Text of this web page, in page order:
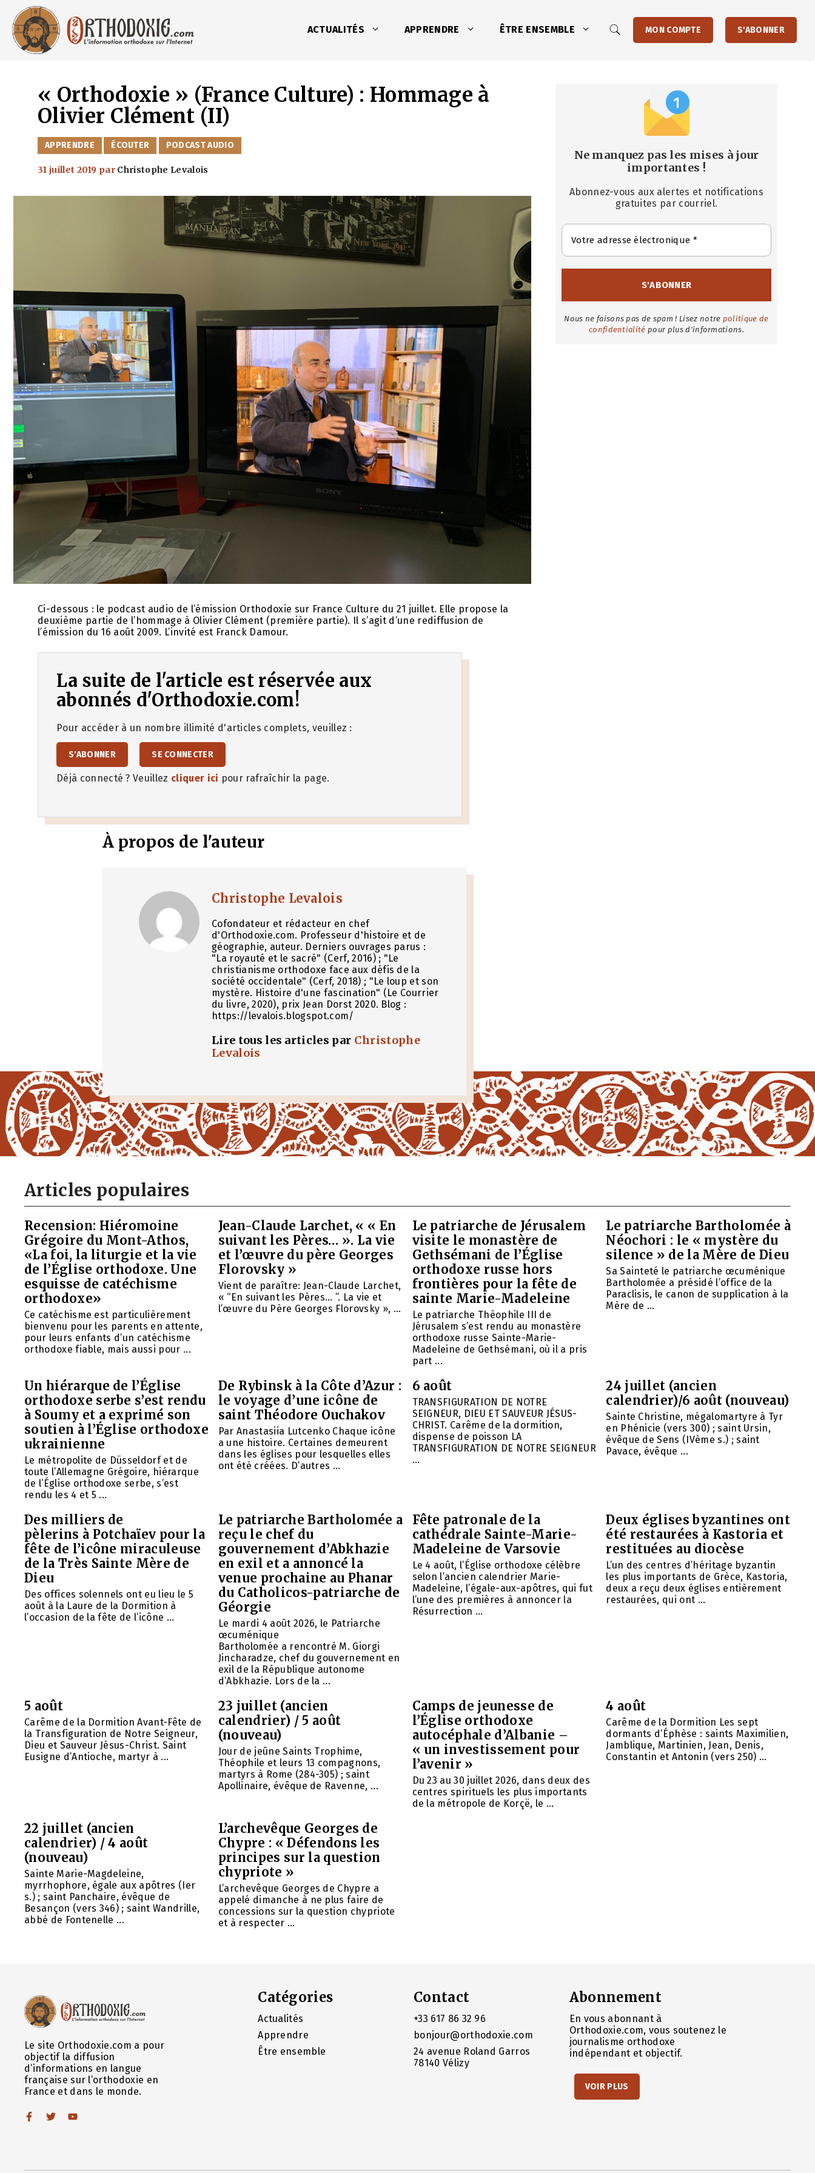
contenu
ACTUALITÉS APPRENDRE ÊTRE ENSEMBLE MON COMPTE S'ABONNER
« Orthodoxie » (France Culture) : Hommage à
Olivier Clément (II)
CATÉGORIES
APPRENDRE ÉCOUTER PODCAST AUDIO
31 juillet 2019 par Christophe Levalois
Ci-dessous : le podcast audio de l’émission Orthodoxie sur France Culture du 21 juillet. Elle propose la
deuxième partie de l’hommage à Olivier Clément (première partie). Il s’agit d’une rediffusion de
l’émission du 16 août 2009. L’invité est Franck Damour.
La suite de l'article est réservée aux
abonnés d'Orthodoxie.com!
Pour accéder à un nombre illimité d'articles complets, veuillez :
S'ABONNER SE CONNECTER
Déjà connecté ? Veuillez cliquer ici pour rafraîchir la page.
À propos de l'auteur
Christophe Levalois
Cofondateur et rédacteur en chef
d'Orthodoxie.com. Professeur d'histoire et de
géographie, auteur. Derniers ouvrages parus :
"La royauté et le sacré" (Cerf, 2016) ; "Le
christianisme orthodoxe face aux défis de la
société occidentale" (Cerf, 2018) ; "Le loup et son
mystère. Histoire d'une fascination" (Le Courrier
du livre, 2020), prix Jean Dorst 2020. Blog :
https://levalois.blogspot.com/
Lire tous les articles par Christophe
Levalois
Ne manquez pas les mises à jour
importantes !
Abonnez-vous aux alertes et notifications
gratuites par courriel.
Nous ne faisons pas de spam ! Lisez notre politique de
confidentialité pour plus d'informations.
Articles populaires
Recension: Hiéromoine
Grégoire du Mont-Athos,
«La foi, la liturgie et la vie
de l’Église orthodoxe. Une
esquisse de catéchisme
orthodoxe»
Ce catéchisme est particulièrement
bienvenu pour les parents en attente,
pour leurs enfants d’un catéchisme
orthodoxe fiable, mais aussi pour ...
Jean-Claude Larchet, « « En
suivant les Pères… ». La vie
et l’œuvre du père Georges
Florovsky »
Vient de paraître: Jean-Claude Larchet,
« “En suivant les Pères… ”. La vie et
l’œuvre du Père Georges Florovsky », ...
Le patriarche de Jérusalem
visite le monastère de
Gethsémani de l’Église
orthodoxe russe hors
frontières pour la fête de
sainte Marie-Madeleine
Le patriarche Théophile III de
Jérusalem s’est rendu au monastère
orthodoxe russe Sainte-Marie-
Madeleine de Gethsémani, où il a pris
part ...
Le patriarche Bartholomée à
Néochori : le « mystère du
silence » de la Mère de Dieu
Sa Sainteté le patriarche œcuménique
Bartholomée a présidé l’office de la
Paraclisis, le canon de supplication à la
Mère de ...
Un hiérarque de l’Église
orthodoxe serbe s’est rendu
à Soumy et a exprimé son
soutien à l’Église orthodoxe
ukrainienne
Le métropolite de Düsseldorf et de
toute l’Allemagne Grégoire, hiérarque
de l’Église orthodoxe serbe, s’est
rendu les 4 et 5 ...
De Rybinsk à la Côte d’Azur :
le voyage d’une icône de
saint Théodore Ouchakov
Par Anastasiia Lutcenko Chaque icône
a une histoire. Certaines demeurent
dans les églises pour lesquelles elles
ont été créées. D’autres ...
6 août
TRANSFIGURATION DE NOTRE
SEIGNEUR, DIEU ET SAUVEUR JÉSUS-
CHRIST. Carême de la dormition,
dispense de poisson LA
TRANSFIGURATION DE NOTRE SEIGNEUR
...
24 juillet (ancien
calendrier)/6 août (nouveau)
Sainte Christine, mégalomartyre à Tyr
en Phénicie (vers 300) ; saint Ursin,
évêque de Sens (IVème s.) ; saint
Pavace, évêque ...
Des milliers de
pèlerins à Potchaïev pour la
fête de l’icône miraculeuse
de la Très Sainte Mère de
Dieu
Des offices solennels ont eu lieu le 5
août à la Laure de la Dormition à
l’occasion de la fête de l’icône ...
Le patriarche Bartholomée a
reçu le chef du
gouvernement d’Abkhazie
en exil et a annoncé la
venue prochaine au Phanar
du Catholicos-patriarche de
Géorgie
Le mardi 4 août 2026, le Patriarche
œcuménique
Bartholomée a rencontré M. Giorgi
Jincharadze, chef du gouvernement en
exil de la République autonome
d’Abkhazie. Lors de la ...
Fête patronale de la
cathédrale Sainte-Marie-
Madeleine de Varsovie
Le 4 août, l’Église orthodoxe célèbre
selon l’ancien calendrier Marie-
Madeleine, l’égale-aux-apôtres, qui fut
l’une des premières à annoncer la
Résurrection ...
Deux églises byzantines ont
été restaurées à Kastoria et
restituées au diocèse
L’un des centres d’héritage byzantin
les plus importants de Grèce, Kastoria,
deux a reçu deux églises entièrement
restaurées, qui ont ...
5 août
Carême de la Dormition Avant-Fête de
la Transfiguration de Notre Seigneur,
Dieu et Sauveur Jésus-Christ. Saint
Eusigne d’Antioche, martyr à ...
23 juillet (ancien
calendrier) / 5 août
(nouveau)
Jour de jeûne Saints Trophime,
Théophile et leurs 13 compagnons,
martyrs à Rome (284-305) ; saint
Apollinaire, évêque de Ravenne, ...
Camps de jeunesse de
l’Église orthodoxe
autocéphale d’Albanie –
« un investissement pour
l’avenir »
Du 23 au 30 juillet 2026, dans deux des
centres spirituels les plus importants
de la métropole de Korçë, le ...
4 août
Carême de la Dormition Les sept
dormants d’Éphèse : saints Maximilien,
Jamblique, Martinien, Jean, Denis,
Constantin et Antonin (vers 250) ...
22 juillet (ancien
calendrier) / 4 août
(nouveau)
Sainte Marie-Magdeleine,
myrrhophore, égale aux apôtres (Ier
s.) ; saint Panchaire, évêque de
Besançon (vers 346) ; saint Wandrille,
abbé de Fontenelle ...
L’archevêque Georges de
Chypre : « Défendons les
principes sur la question
chypriote »
L’archevêque Georges de Chypre a
appelé dimanche à ne plus faire de
concessions sur la question chypriote
et à respecter ...
Le site Orthodoxie.com a pour
objectif la diffusion
d’informations en langue
française sur l’orthodoxie en
France et dans le monde.
Catégories
Actualités
Apprendre
Être ensemble
Contact
+33 617 86 32 96
bonjour@orthodoxie.com
24 avenue Roland Garros
78140 Vélizy
Abonnement
En vous abonnant à
Orthodoxie.com, vous soutenez le
journalisme orthodoxe
indépendant et objectif.
VOIR PLUS